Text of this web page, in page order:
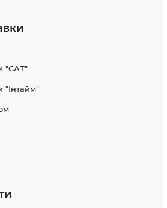
"САТ"
"Інтайм"